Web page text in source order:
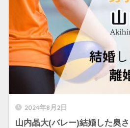
2024年8月2日
山内晶大(バレー)結婚した奥